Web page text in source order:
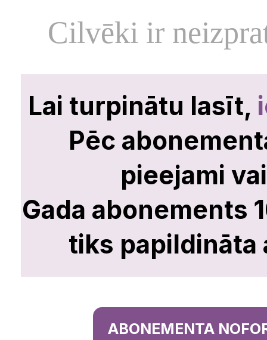
Cilvēki ir
No ārpuses viss
kaut kas noiet
uz skolu, vīram
depresijā.
Šī neizpratne
rasties tādēļ, ka
Lai turpinātu lasīt,
Pēc
pieejami
Gada abonements
tiks papildināta
ABONEMENTA